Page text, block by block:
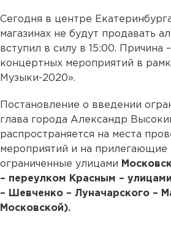
Сегодня в центре
магазинах не будут продавать
вступил в силу в 15:00. Причина
концертных мероприятий в
Музыки-2020».
Постановление о введении
глава города Александр
распространяется на места
мероприятий и на прилегающие
ограниченные улицами
– переулком Красным –
– Шевченко – Луначарского –
Московской).